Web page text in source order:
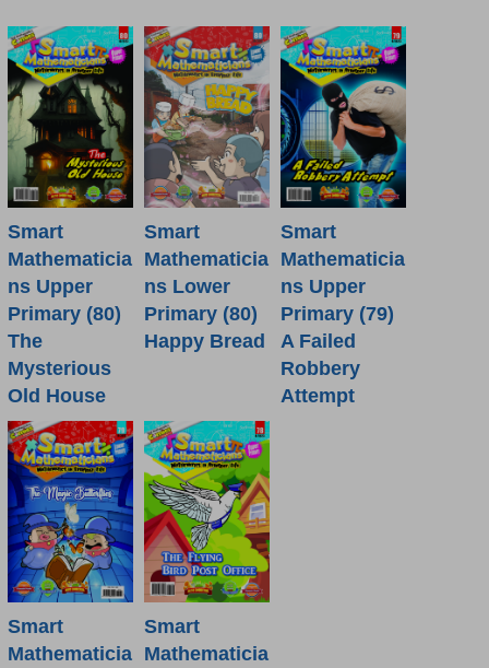
Smart
Mathematicia
ns Upper
Primary (80)
The
Mysterious
Old House
Smart
Mathematicia
ns Lower
Primary (80)
Happy Bread
Smart
Mathematicia
ns Upper
Primary (79)
A Failed
Robbery
Attempt
Smart
Mathematicia
Smart
Mathematicia